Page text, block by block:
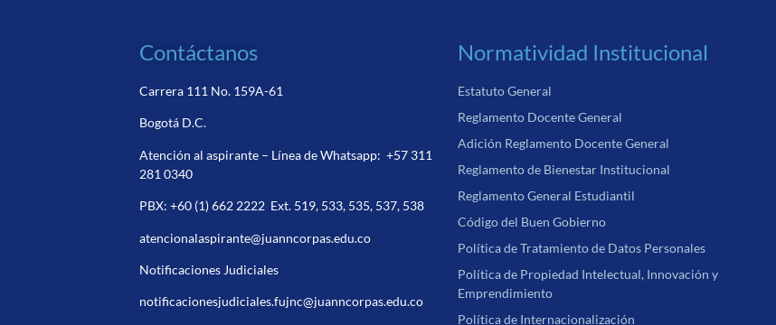
Contáctanos
Carrera 111 No. 159A-61
Bogotá D.C.
Atención al aspirante – Línea de Whatsapp:+57 311
281 0340
PBX:+60 (1) 662 2222 Ext. 519, 533, 535, 537, 538
atencionalaspirante@juanncorpas.edu.co
Notificaciones Judiciales
notificacionesjudiciales.fujnc@juanncorpas.edu.co
Normatividad Institucional
Estatuto General
Reglamento Docente General
Adición Reglamento Docente General
Reglamento de Bienestar Institucional
Reglamento General Estudiantil
Código del Buen Gobierno
Política de Tratamiento de Datos Personales
Política de Propiedad Intelectual, Innovación y
Emprendimiento
Política de Internacionalización